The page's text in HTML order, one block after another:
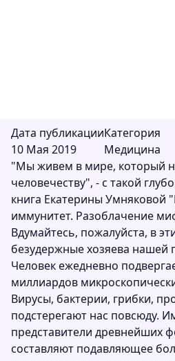
Дата публикации
10 Мая 2019
Категория
Медицина
"Мы живем в мире, который
человечеству", - с такой
книга Екатерины Умняковой
иммунитет. Разоблачение
Вдумайтесь, пожалуйста, в
безудержные хозяева нашей
Человек ежедневно
миллиардов
Вирусы, бактерии, грибки,
подстерегают нас повсюду.
представители древнейших
составляют подавляющее